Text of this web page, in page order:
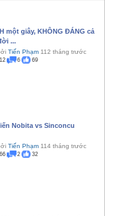
một giây, KHÔNG ĐÁNG cả
...
Tiến Phạm 112 tháng trước
6 69
Nobita vs Sinconcu
Tiến Phạm 114 tháng trước
2 32